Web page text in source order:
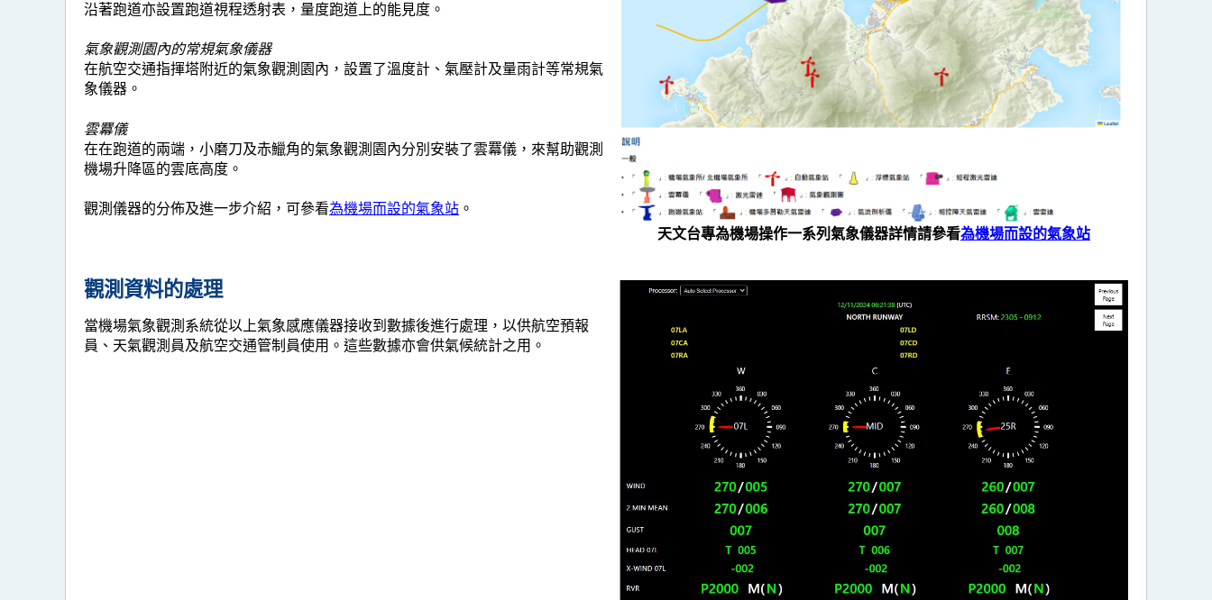
天文台專為機場操作一系列氣象儀器詳情請參看為機場而設的氣象站
沿著跑道亦設置跑道視程透射表，量度跑道上的能見度。
氣象觀測園內的常規氣象儀器
在航空交通指揮塔附近的氣象觀測園內，設置了溫度計、氣壓計及量雨計等常規氣
象儀器。
雲羃儀
在在跑道的兩端，小磨刀及赤鱲角的氣象觀測園內分別安裝了雲羃儀，來幫助觀測
機場升降區的雲底高度。
觀測儀器的分佈及進一步介紹，可參看為機場而設的氣象站 。
觀測資料的處理
當機場氣象觀測系統從以上氣象感應儀器接收到數據後進行處理，以供航空預報
員、天氣觀測員及航空交通管制員使用。這些數據亦會供氣候統計之用。